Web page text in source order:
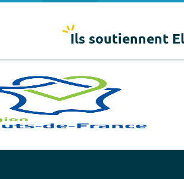
Ils soutiennent